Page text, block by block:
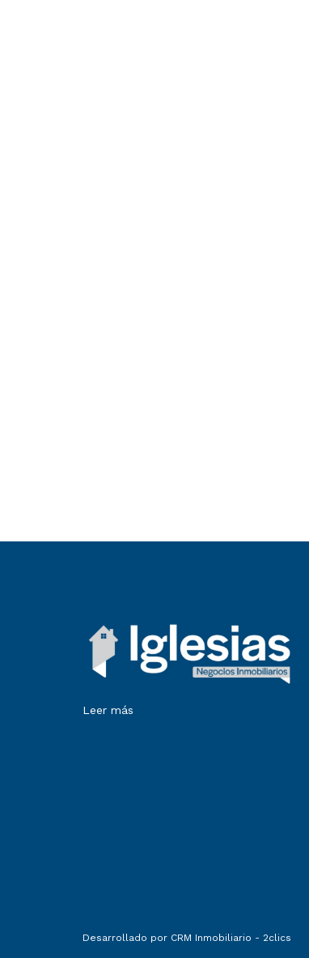
Leer más
Desarrollado por CRM Inmobiliario - 2clics